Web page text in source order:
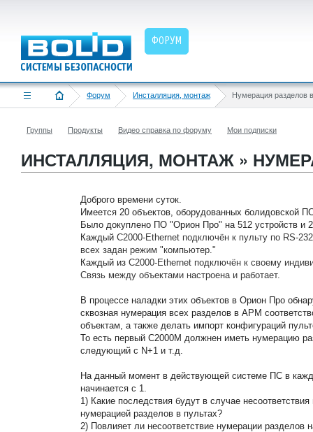
ФОРУМ
Форум Инсталляция, монтаж Нумерация
Группы Продукты Видео справка по форуму Мои подписки
ИНСТАЛЛЯЦИЯ, МОНТАЖ »
Доброго времени суток.
Имеется 20 объектов, оборудованных болидовской
Было докуплено ПО "Орион Про" на 512 устройств и
Каждый С2000-Ethernet подключён к пульту по RS-
всех задан режим "компьютер."
Каждый из С2000-Ethernet подключён к своему
Связь между объектами настроена и работает.
В процессе наладки этих объектов в Орион Про
сквозная нумерация всех разделов в АРМ
объектам, а также делать импорт конфигураций
То есть первый С2000М должнен иметь нумерацию
следующий с N+1 и т.д.
На данный момент в действующей системе ПС в
начинается с 1.
1) Какие последствия будут в случае
нумерацией разделов в пультах?
2) Повлияет ли несоответствие нумерации разделов